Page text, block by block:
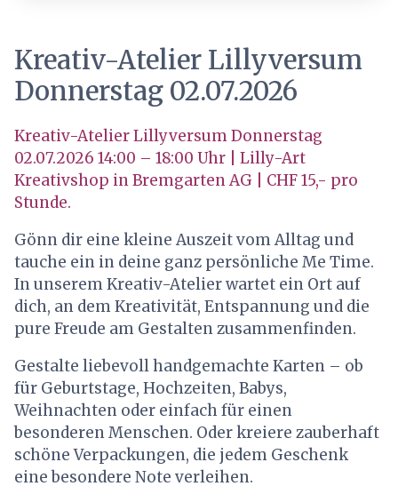
Kreativ-Atelier Lillyversum
Donnerstag 02.07.2026
Kreativ-Atelier Lillyversum Donnerstag
02.07.2026 14:00 – 18:00 Uhr | Lilly-Art
Kreativshop in Bremgarten AG | CHF 15,- pro
Stunde.
Gönn dir eine kleine Auszeit vom Alltag und
tauche ein in deine ganz persönliche Me Time.
In unserem Kreativ-Atelier wartet ein Ort auf
dich, an dem Kreativität, Entspannung und die
pure Freude am Gestalten zusammenfinden.
Gestalte liebevoll handgemachte Karten – ob
für Geburtstage, Hochzeiten, Babys,
Weihnachten oder einfach für einen
besonderen Menschen. Oder kreiere zauberhaft
schöne Verpackungen, die jedem Geschenk
eine besondere Note verleihen.